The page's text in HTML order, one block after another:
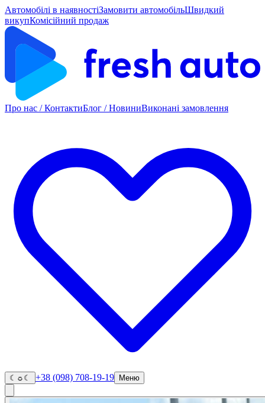
Автомобілі в наявностіЗамовити автомобільШвидкий
викупКомісійний продаж
Про нас / КонтактиБлог / НовиниВиконані замовлення
☾ ☼ ☾ +38 (098) 708-19-19 Меню